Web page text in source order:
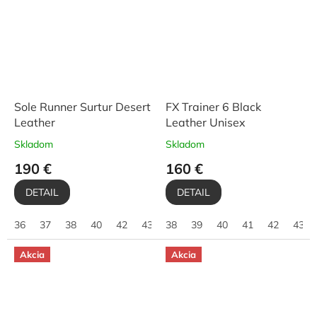
Sole Runner Surtur Desert
Leather
Skladom
190 €
DETAIL
36 37 38 40 42 43 44 46 47
FX Trainer 6 Black
Leather Unisex
Skladom
160 €
DETAIL
38 39 40 41 42 43
Akcia Akcia